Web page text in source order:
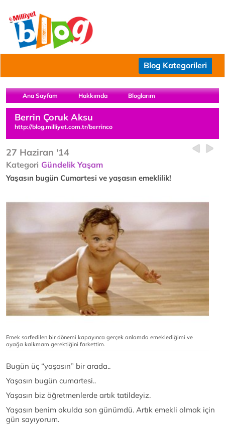
Blog Kategorileri
Ana Sayfam Hakkımda Bloglarım
Berrin Çoruk Aksu
http://blog.milliyet.com.tr/berrinco
27 Haziran '14
Kategori Gündelik Yaşam
Yaşasın bugün Cumartesi ve yaşasın emeklilik!
Emek sarfedilen bir dönemi kapayınca gerçek anlamda emeklediğimi ve
ayağa kalkmam gerektiğini farkettim.
Bugün üç “yaşasın” bir arada..
Yaşasın bugün cumartesi..
Yaşasın biz öğretmenlerde artık tatildeyiz.
Yaşasın benim okulda son günümdü. Artık emekli olmak için
gün sayıyorum.